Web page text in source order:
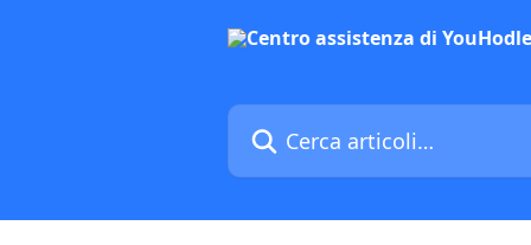
Cerca articoli…